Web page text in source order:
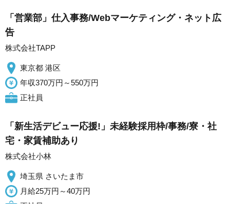
「営業部」仕入事務/Webマーケティング・ネット広
告
株式会社TAPP
東京都 港区
年収370万円～550万円
正社員
「新生活デビュー応援!」未経験採用枠/事務/寮・社
宅・家賃補助あり
株式会社小林
埼玉県 さいたま市
月給25万円～40万円